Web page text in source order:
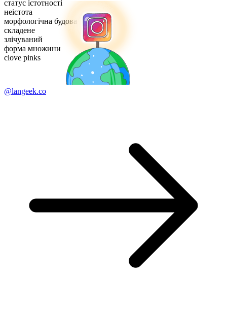
статус істотності
неістота
морфологічна будова
складене
злічуваний
форма множини
clove pinks
@langeek.co